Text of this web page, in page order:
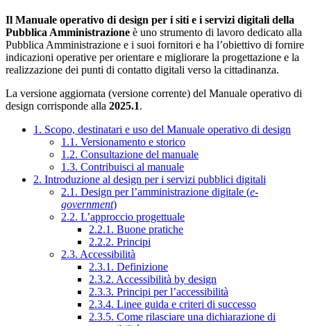
Il Manuale operativo di design per i siti e i servizi digitali della
Pubblica Amministrazione è uno strumento di lavoro dedicato alla
Pubblica Amministrazione e i suoi fornitori e ha l’obiettivo di fornire
indicazioni operative per orientare e migliorare la progettazione e la
realizzazione dei punti di contatto digitali verso la cittadinanza.
La versione aggiornata (versione corrente) del Manuale operativo di
design corrisponde alla 2025.1.
1. Scopo, destinatari e uso del Manuale operativo di design
1.1. Versionamento e storico
1.2. Consultazione del manuale
1.3. Contribuisci al manuale
2. Introduzione al design per i servizi pubblici digitali
2.1. Design per l’amministrazione digitale (e-
government)
2.2. L’approccio progettuale
2.2.1. Buone pratiche
2.2.2. Principi
2.3. Accessibilità
2.3.1. Definizione
2.3.2. Accessibilità by design
2.3.3. Principi per l’accessibilità
2.3.4. Linee guida e criteri di successo
2.3.5. Come rilasciare una dichiarazione di